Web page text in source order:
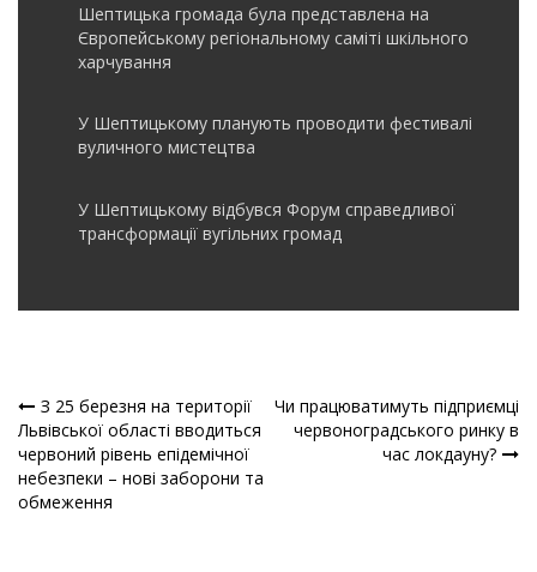
Шептицька громада була представлена на
Європейському регіональному саміті шкільного
харчування
У Шептицькому планують проводити фестивалі
вуличного мистецтва
У Шептицькому відбувся Форум справедливої
трансформації вугільних громад
Навігація
записів
З 25 березня на території
Львівської області вводиться
червоний рівень епідемічної
небезпеки – нові заборони та
обмеження
Чи працюватимуть підприємці
червоноградського ринку в
час локдауну?